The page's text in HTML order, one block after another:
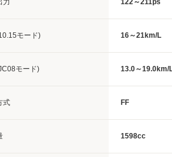
力 122～211ps
モード) 16～21km/L
モード) 13.0～19.0km/
式 FF
1598cc